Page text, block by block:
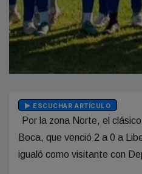
ESCUCHAR ARTÍCULO
Por la zona Norte, el
Boca, que venció 2 a 0 a
igualó como visitante con